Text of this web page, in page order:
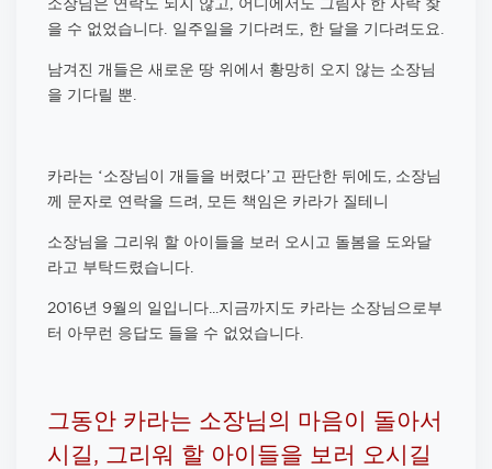
을 수 없었습니다 일주일을 기다려도 한 달을 기다려도요
남겨진 개들은 새로운 땅 위에서 황망히 오지 않는 소장님
을 기다릴 뿐
카라는 ‘소장님이 개들을 버렸다’ 고 판단한 뒤에도, 소장님
께 문자로 연락을 드려, 모든 책임은 카라가 질테니
소장님을 그리워 할 아이들을 보러 오시고 돌봄을 도와달
라고 부탁드렸습니다.
2016년 9월의 일입니다...지금까지도 카라는 소장님으로부
터 아무런 응답도 들을 수 없었습니다.
그동안 카라는 소장님의 마음이 돌아서
시길, 그리워 할 아이들을 보러 오시길